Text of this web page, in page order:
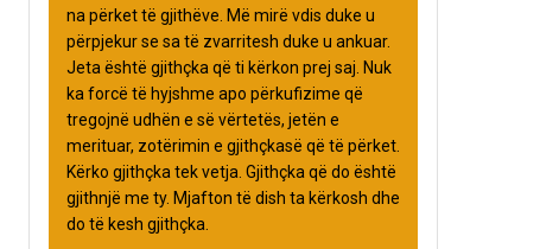
na përket të gjithëve. Më mirë vdis duke u
përpjekur se sa të zvarritesh duke u ankuar.
Jeta është gjithçka që ti kërkon prej saj. Nuk
ka forcë të hyjshme apo përkufizime që
tregojnë udhën e së vërtetës, jetën e
merituar, zotërimin e gjithçkasë që të përket.
Kërko gjithçka tek vetja. Gjithçka që do është
gjithnjë me ty. Mjafton të dish ta kërkosh dhe
do të kesh gjithçka.